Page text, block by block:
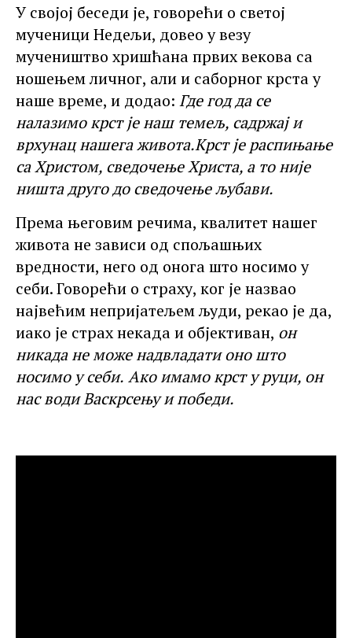
У својој беседи је, говорећи о светој
мученици Недељи, довео у везу
мучеништво хришћана првих векова са
ношењем личног, али и саборног крста у
наше време, и додао: Где год да се
налазимо крст је наш темељ, садржај и
врхунац нашега живота.Крстје распињање
са Христом, сведочење Христа, а то није
ништа друго до сведочење љубави.
Према његовим речима, квалитет нашег
живота не зависи од спољашњих
вредности, него од онога што носимо у
себи. Говорећи о страху, ког је назвао
највећим непријатељем људи, рекао је да,
иако је страх некада и објективан, он
никада не може надвладати оно што
носимо у себи. Ако имамо крст у руци, он
насводи Васкрсењу и победи.